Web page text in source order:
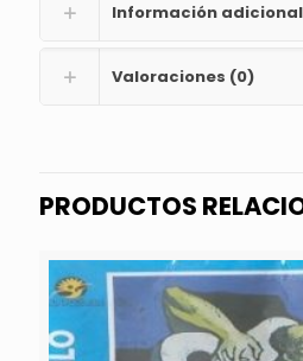
Información adicional
Valoraciones (0)
PRODUCTOS